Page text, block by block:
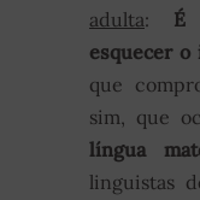
adulta: É
esquecer o
que
sim, que
língua
linguistas